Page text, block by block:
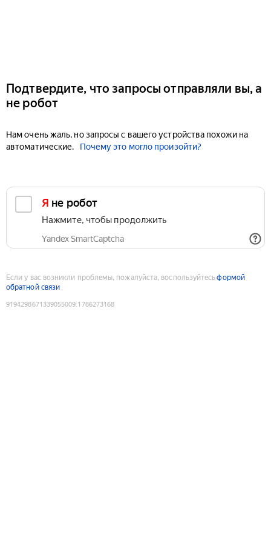
Подтвердите, что запросы отправляли вы, а
не робот
Нам очень жаль, но запросы с вашего устройства похожи на
автоматические.
Почему это могло произойти?
Я не робот
Нажмите, чтобы продолжить
Yandex SmartCaptcha
Если у вас возникли проблемы, пожалуйста, воспользуйтесьформой
обратной связи
9194298671339055009:1786273168